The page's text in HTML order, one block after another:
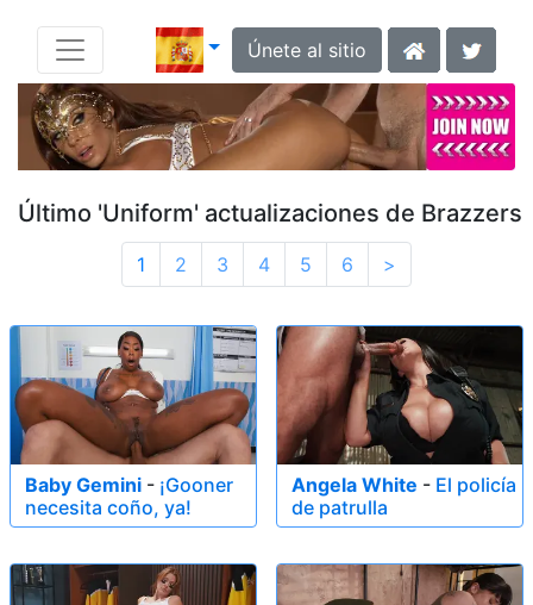
Únete al sitio
Último 'Uniform' actualizaciones de Brazzers
1 2 3 4 5 6 >
Baby Gemini - ¡Gooner
necesita coño, ya!
Angela White - El policía
de patrulla